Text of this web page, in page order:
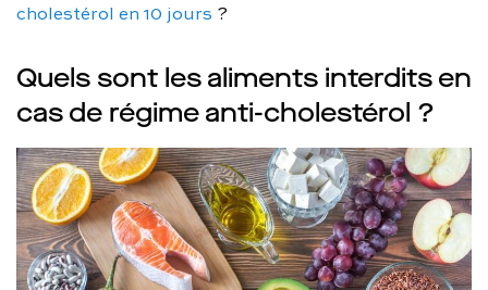
cholestérol en 10 jours ?
Quels sont les aliments interdits en
cas de régime anti-cholestérol ?